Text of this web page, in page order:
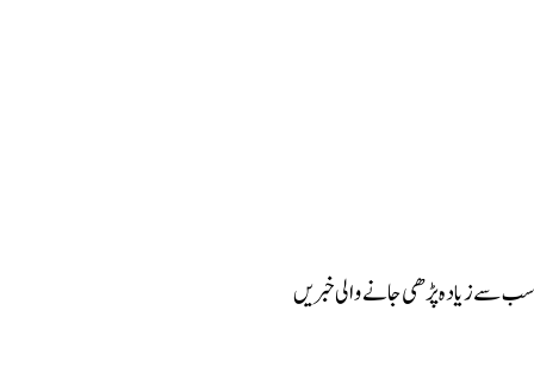
سب سے زیادہ پڑھی جانے والی خبریں